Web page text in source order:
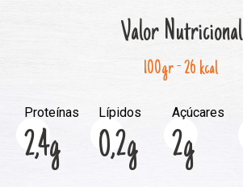
Valor Nutricional
100gr - 26 kcal
Proteínas
2,4g
Lípidos
0,2g
Açúcares
2g